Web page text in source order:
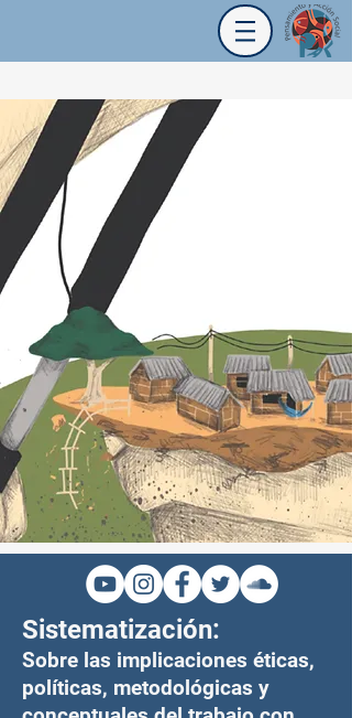
Sistematización:
Sobre las implicaciones éticas,
políticas, metodológicas y